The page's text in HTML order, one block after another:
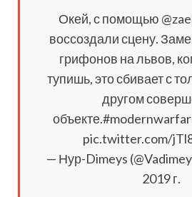
Окей, с помощью
воссоздали сцену.
грифонов на львов,
тупишь, это сбивает с
другом
pic.twitter.com/
— Нур-Dimeys
2019 г.